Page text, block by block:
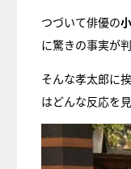
つづいて俳優の
に驚きの事実が判
そんな孝太郎に
はどんな反応を